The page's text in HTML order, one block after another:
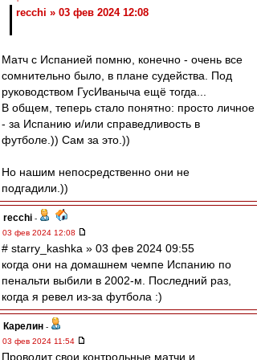
recchi » 03 фев 2024 12:08
Матч с Испанией помню, конечно - очень все
сомнительно было, в плане судейства. Под
руководством ГусИваныча ещё тогда...
В общем, теперь стало понятно: просто личное
- за Испанию и/или справедливость в
футболе.)) Сам за это.))
Но нашим непосредственно они не
подгадили.))
recchi -
03 фев 2024 12:08
# starry_kashka » 03 фев 2024 09:55
когда они на домашнем чемпе Испанию по
пенальти выбили в 2002-м. Последний раз,
когда я ревел из-за футбола :)
Карелин -
03 фев 2024 11:54
Проводит свои контрольные матчи и